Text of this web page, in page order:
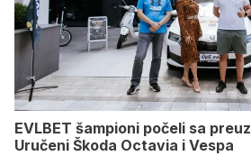
EVLBET šampioni počeli sa
Uručeni Škoda Octavia i Vespa